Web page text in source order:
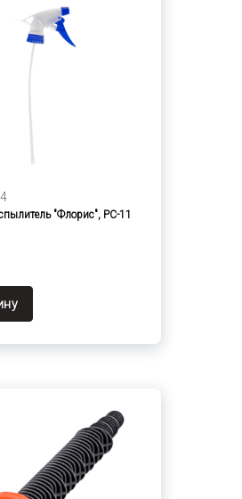
"Флорис", РС-11